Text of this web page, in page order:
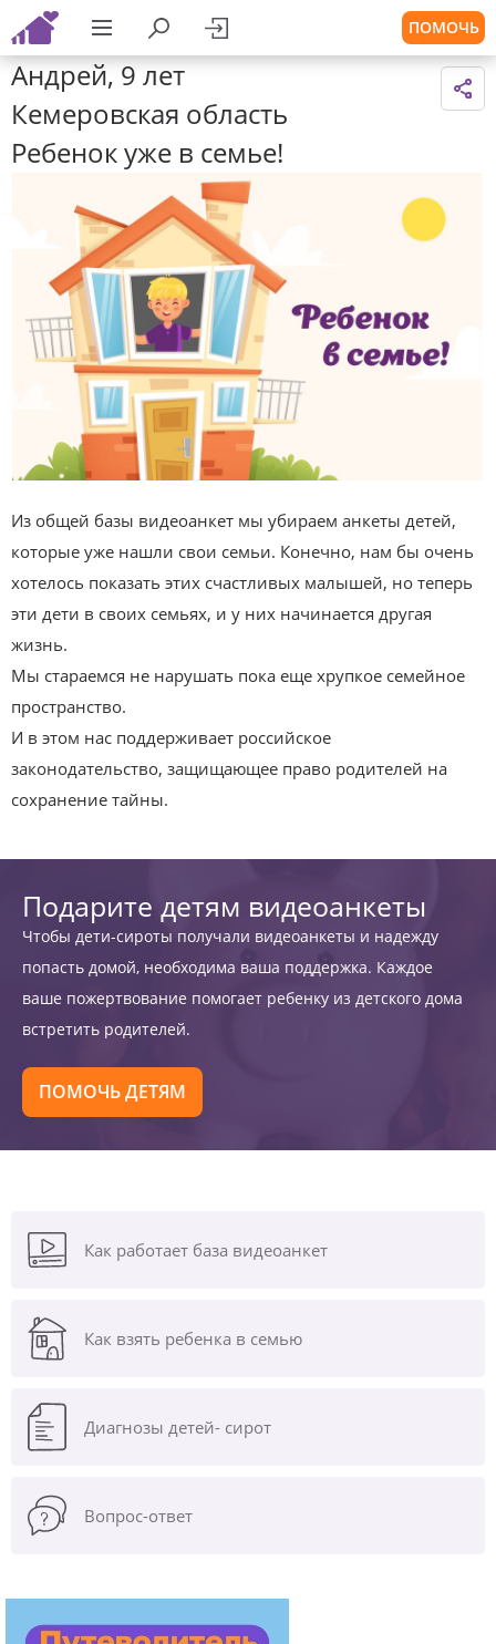
ПОМОЧЬ
Андрей, 9 лет
Кемеровская область
Ребенок уже в семье!
Из общей базы видеоанкет мы убираем анкеты детей,
которые уже нашли свои семьи. Конечно, нам бы очень
хотелось показать этих счастливых малышей, но теперь
эти дети в своих семьях, и у них начинается другая
жизнь.
Мы стараемся не нарушать пока еще хрупкое семейное
пространство.
И в этом нас поддерживает российское
законодательство, защищающее право родителей на
сохранение тайны.
Подарите детям видеоанкеты
Чтобы дети-сироты получали видеоанкеты и надежду
попасть домой, необходима ваша поддержка. Каждое
ваше пожертвование помогает ребенку из детского дома
встретить родителей.
ПОМОЧЬ ДЕТЯМ
Как работает база видеоанкет
Как взять ребенка в семью
Диагнозы детей- сирот
Вопрос-ответ